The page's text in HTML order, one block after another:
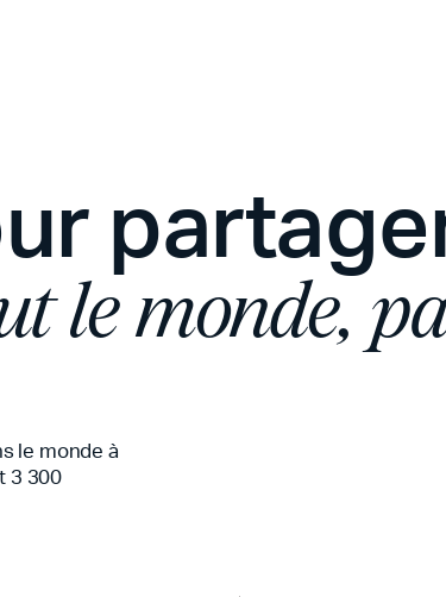
le monde,
le monde à
3 300